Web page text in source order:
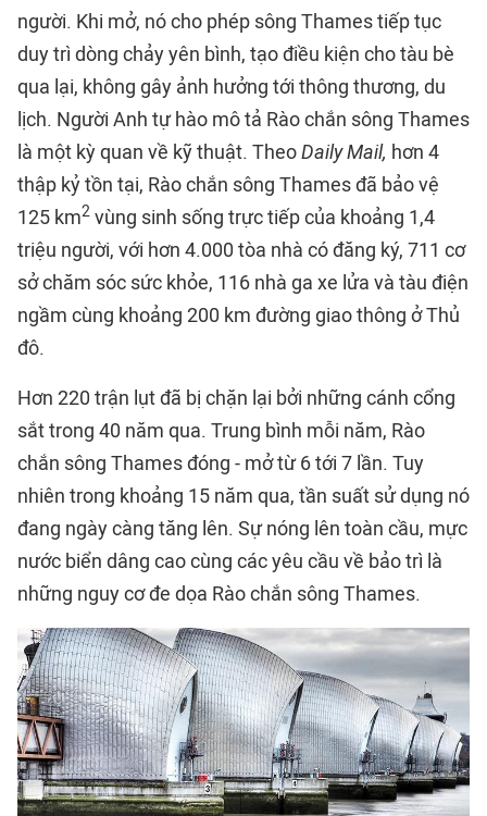
người. Khi mở, nó cho phép sông Thames tiếp tục
duy trì dòng chảy yên bình, tạo điều kiện cho tàu bè
qua lại, không gây ảnh hưởng tới thông thương, du
lịch. Người Anh tự hào mô tả Rào chắn sông Thames
là một kỳ quan về kỹ thuật. TheoDaily Mail, hơn 4
thập kỷ tồn tại, Rào chắn sông Thames đã bảo vệ
125 km2 vùng sinh sống trực tiếp của khoảng 1,4
triệu người, với hơn 4.000 tòa nhà có đăng ký, 711 cơ
sở chăm sóc sức khỏe, 116 nhà ga xe lửa và tàu điện
ngầm cùng khoảng 200 km đường giao thông ở Thủ
đô.
Hơn 220 trận lụt đã bị chặn lại bởi những cánh cổng
sắt trong 40 năm qua. Trung bình mỗi năm, Rào
chắn sông Thames đóng - mở từ 6 tới 7 lần. Tuy
nhiên trong khoảng 15 năm qua, tần suất sử dụng nó
đang ngày càng tăng lên. Sự nóng lên toàn cầu, mực
nước biển dâng cao cùng các yêu cầu về bảo trì là
những nguy cơ đe dọa Rào chắn sông Thames.